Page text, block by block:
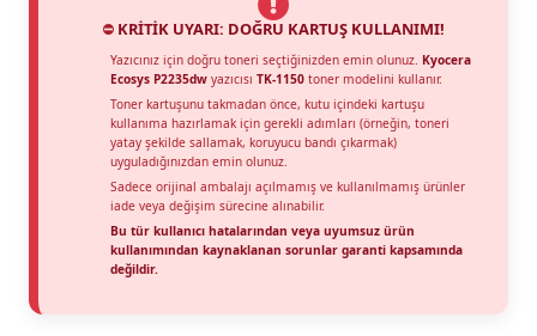
⛔ KRİTİK UYARI: DOĞRU KARTUŞ KULLANIMI!
Yazıcınız için doğru toneri seçtiğinizden emin olunuz. Kyocera
Ecosys P2235dw yazıcısı TK-1150 toner modelini kullanır.
Toner kartuşunu takmadan önce, kutu içindeki kartuşu
kullanıma hazırlamak için gerekli adımları (örneğin, toneri
yatay şekilde sallamak, koruyucu bandı çıkarmak)
uyguladığınızdan emin olunuz.
Sadece orijinal ambalajı açılmamış ve kullanılmamış ürünler
iade veya değişim sürecine alınabilir.
Bu tür kullanıcı hatalarından veya uyumsuz ürün
kullanımından kaynaklanan sorunlar garanti kapsamında
değildir.